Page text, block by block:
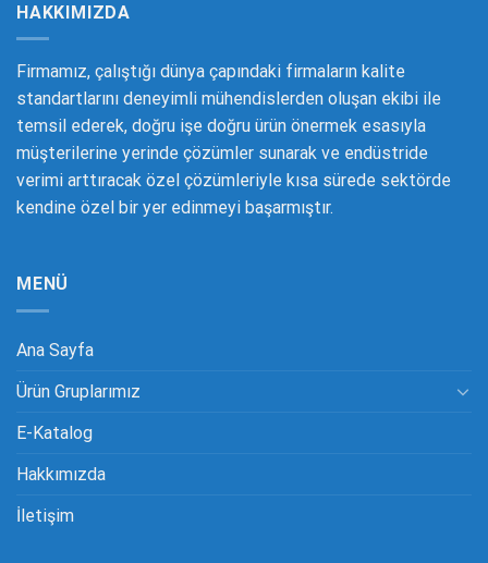
HAKKIMIZDA
Firmamız, çalıştığı dünya çapındaki firmaların kalite
standartlarını deneyimli mühendislerden oluşan ekibi ile
temsil ederek, doğru işe doğru ürün önermek esasıyla
müşterilerine yerinde çözümler sunarak ve endüstride
verimi arttıracak özel çözümleriyle kısa sürede sektörde
kendine özel bir yer edinmeyi başarmıştır.
MENÜ
Ana Sayfa
Ürün Gruplarımız
E-Katalog
Hakkımızda
İletişim